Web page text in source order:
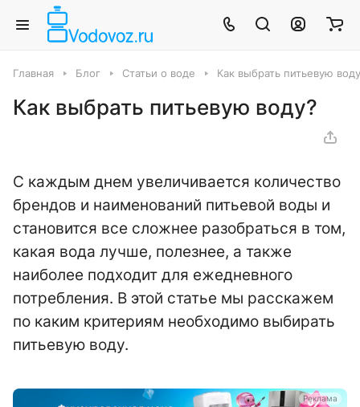
Главная Блог Статьи о воде Как выбрать питьевую
Как выбрать питьевую воду?
С каждым днем увеличивается количество
брендов и наименований питьевой воды и
становится все сложнее разобраться в том,
какая вода лучше, полезнее, а также
наиболее подходит для ежедневного
потребления. В этой статье мы расскажем
по каким критериям необходимо выбирать
питьевую воду.
Реклама